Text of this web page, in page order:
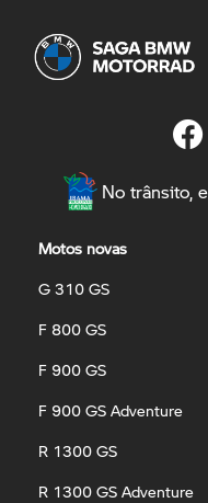
No trânsito,
Motos novas
G 310 GS
F 800 GS
F 900 GS
F 900 GS Adventure
R 1300 GS
R 1300 GS Adventure